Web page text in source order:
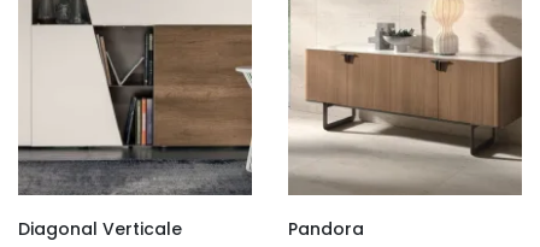
Diagonal Verticale
Pandora